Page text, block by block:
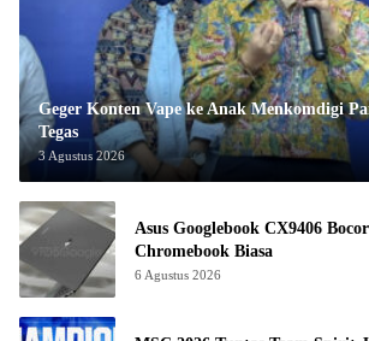
Geger Konten Vape ke Anak Menkomdigi
Tegas
3 Agustus 2026
Asus Googlebook CX9406
Chromebook Biasa
6 Agustus 2026